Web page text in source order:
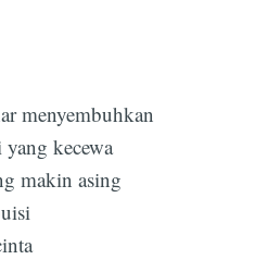
menyembuhkan
kecewa
makin asing